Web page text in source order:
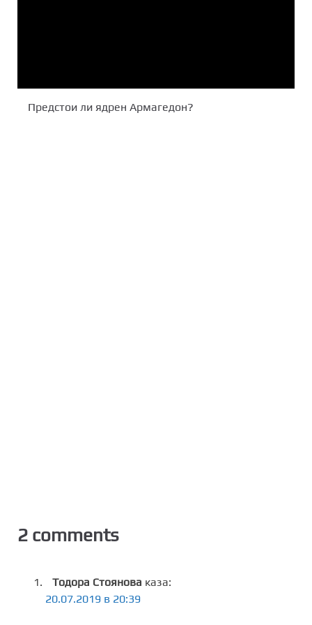
Предстои ли ядрен Армагедон?
2 comments
Тодора Стоянова каза:
20.07.2019 в 20:39